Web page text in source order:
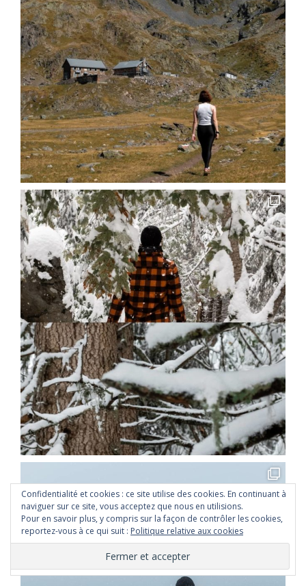
Confidentialité et cookies : ce site utilise des cookies. En continuant à
naviguer sur ce site, vous acceptez que nous en utilisions.
Pour en savoir plus, y compris sur la façon de contrôler les cookies,
reportez-vous à ce qui suit : Politique relative aux cookies